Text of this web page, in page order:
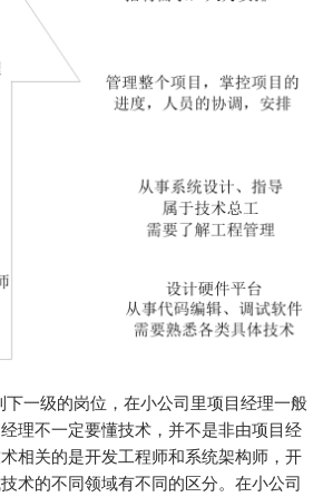
一级的岗位，在小公司里项目经理一般
理不一定要懂技术，并不是非由项目经
相关的是开发工程师和系统架构师，开
术的不同领域有不同的区分。在小公司